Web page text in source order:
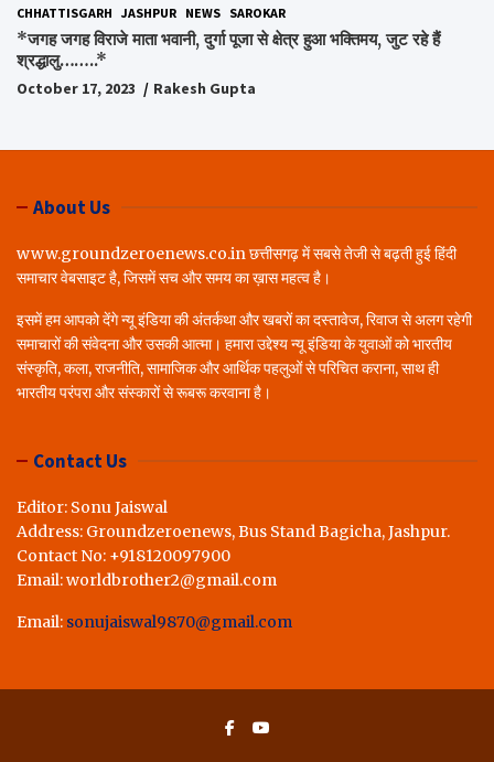
CHHATTISGARH JASHPUR NEWS SAROKAR
*जगह जगह विराजे माता भवानी, दुर्गा पूजा से क्षेत्र हुआ भक्तिमय, जुट रहे हैं
श्रद्धालु……..*
October 17, 2023 Rakesh Gupta
About Us
www.groundzeroenews.co.in छत्तीसगढ़ में सबसे तेजी से बढ़ती हुई हिंदी
समाचार वेबसाइट है, जिसमें सच और समय का ख़ास महत्व है।
इसमें हम आपको देंगे न्यू इंडिया की अंतर्कथा और खबरों का दस्तावेज, रिवाज से अलग रहेगी
समाचारों की संवेदना और उसकी आत्मा। हमारा उद्देश्य न्यू इंडिया के युवाओं को भारतीय
संस्कृति, कला, राजनीति, सामाजिक और आर्थिक पहलुओं से परिचित कराना, साथ ही
भारतीय परंपरा और संस्कारों से रूबरू करवाना है।
Contact Us
Editor: Sonu Jaiswal
Address: Groundzeroenews, Bus Stand Bagicha, Jashpur.
Contact No: +918120097900
Email: worldbrother2@gmail.com
Email: sonujaiswal9870@gmail.com